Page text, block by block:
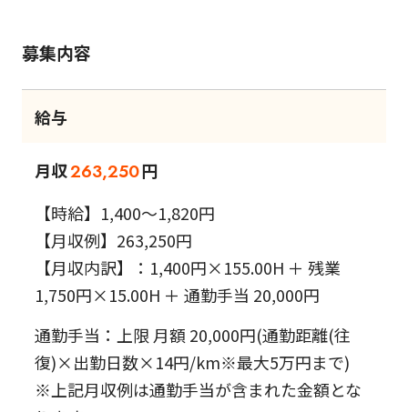
募集内容
給与
月収263,250円
【時給】1,400～1,820円
【月収例】263,250円
【月収内訳】：1,400円×155.00H ＋ 残業
1,750円×15.00H ＋ 通勤手当 20,000円
通勤手当：上限 月額 20,000円(通勤距離(往
復)×出勤日数×14円/km※最大5万円まで)
※上記月収例は通勤手当が含まれた金額とな